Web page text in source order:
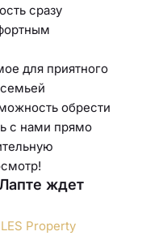
сразу
для приятного
обрести
с нами прямо
ждет
Property